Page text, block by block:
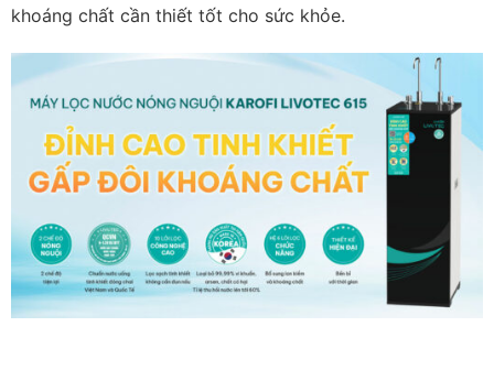
khoáng chất cần thiết tốt cho sức khỏe.